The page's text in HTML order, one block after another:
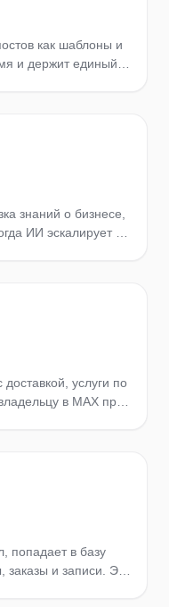
как шаблоны и
и держит единый
знаний о бизнесе,
ИИ эскалирует в
услуги по
в MAX при
попадает в базу
и записи. Это